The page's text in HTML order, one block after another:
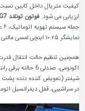
کیفیت متریال داخل کابین نسبت
ارزیابی می شود. فوتون تونلند G7
نمایشگر ۱۰.۲۵ اینچی لمسی مالتی مدیا، سنسور نور و باران به چشم میخورد.
اکونومی، صندلی
در سراشیبی، قفل دیفرانسیل